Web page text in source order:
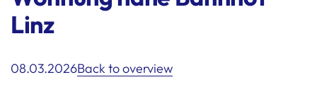
Linz
08.03.2026Back to overview